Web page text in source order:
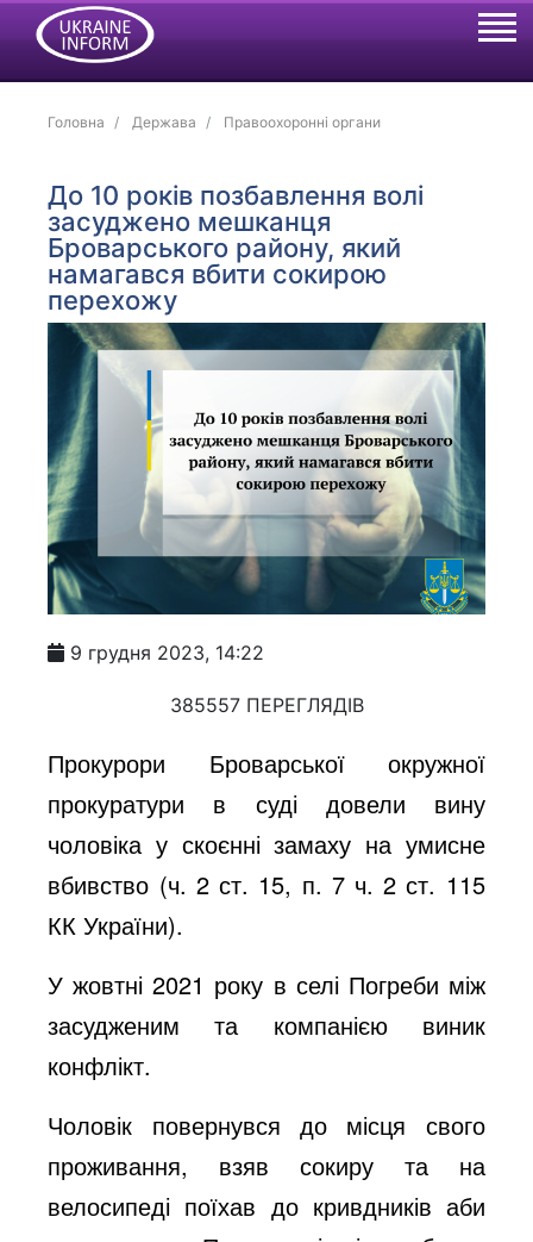
Головна Держава Правоохоронні органи
До 10 років позбавлення волі
засуджено мешканця
Броварського району, який
намагався вбити сокирою
перехожу
9 грудня 2023, 14:22
385557 ПЕРЕГЛЯДІВ
Прокурори Броварської окружної
прокуратури в суді довели вину
чоловіка у скоєнні замаху на умисне
вбивство (ч. 2 ст. 15, п. 7 ч. 2 ст. 115
КК України).
У жовтні 2021 року в селі Погреби між
засудженим та компанією виник
конфлікт.
Чоловік повернувся до місця свого
проживання, взяв сокиру та на
велосипеді поїхав до кривдників аби